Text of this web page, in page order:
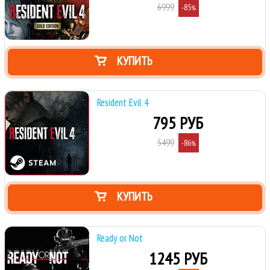
6999 -85%
КУПИТЬ
Resident Evil 4
795 РУБ
5499 -86%
КУПИТЬ
Ready or Not
1245 РУБ